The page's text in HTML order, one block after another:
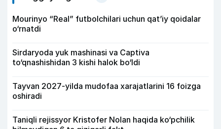
Mourinyo “Real” futbolchilari uchun qat’iy qoidalar
o‘rnatdi
Sirdaryoda yuk mashinasi va Captiva
to‘qnashishidan 3 kishi halok bo‘ldi
Tayvan 2027-yilda mudofaa xarajatlarini 16 foizga
oshiradi
Taniqli rejissyor Kristofer Nolan haqida ko‘pchilik